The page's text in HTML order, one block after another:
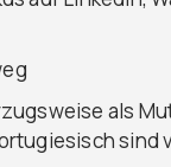
als
sind